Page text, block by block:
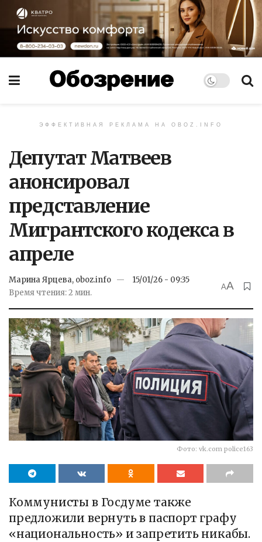
ЭФФЕКТИВНАЯ РЕКЛАМА НА OBOZ.INFO
Депутат Матвеев
анонсировал
представление
Мигрантского кодекса в
апреле
Марина Ярцева, oboz.info
15/01/26 - 09:35
Время чтения: 2 мин.
AA
Фото: vk.com police163
Коммунисты в Госдуме также
предложили вернуть в паспорт графу
«национальность» и запретить никабы.